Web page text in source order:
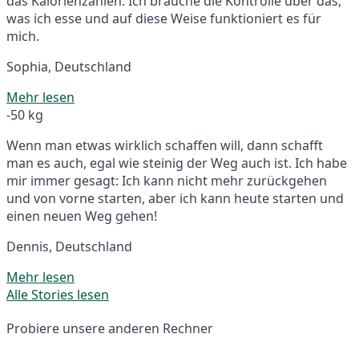
was ich esse und auf diese Weise funktioniert es für
mich.
Sophia, Deutschland
Mehr lesen
-50 kg
Wenn man etwas wirklich schaffen will, dann schafft
man es auch, egal wie steinig der Weg auch ist. Ich habe
mir immer gesagt: Ich kann nicht mehr zurückgehen
und von vorne starten, aber ich kann heute starten und
einen neuen Weg gehen!
Dennis, Deutschland
Mehr lesen
Alle Stories lesen
Probiere unsere anderen Rechner